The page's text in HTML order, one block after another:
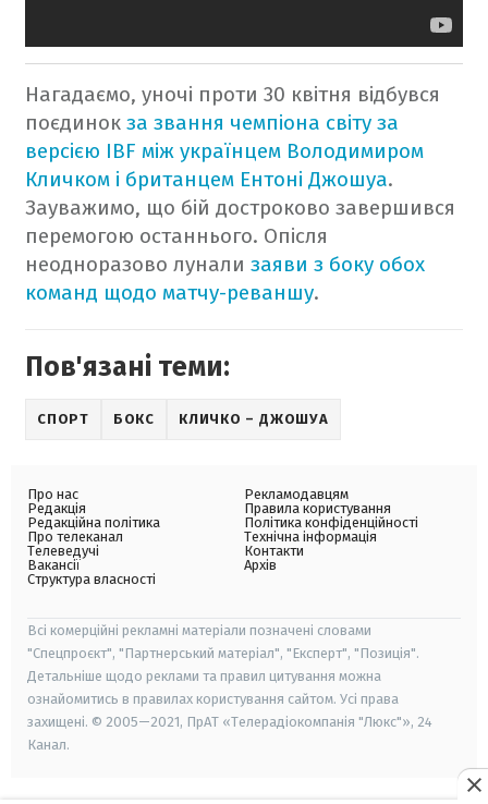
Нагадаємо, уночі проти 30 квітня відбувся
поєдинок за звання чемпіона світу за
версією IBF між українцем Володимиром
Кличком і британцем Ентоні Джошуа.
Зауважимо, що бій достроково завершився
перемогою останнього. Опісля
неодноразово лунали заяви з боку обох
команд щодо матчу-реваншу.
Пов'язані теми:
СПОРТ БОКС КЛИЧКО – ДЖОШУА
Про нас
Редакція
Редакційна політика
Про телеканал
Телеведучі
Вакансії
Структура власності
Рекламодавцям
Правила користування
Політика конфіденційності
Технічна інформація
Контакти
Архів
Всі комерційні рекламні матеріали позначені словами
"Спецпроєкт", "Партнерський матеріал", "Експерт", "Позиція".
Детальніше щодо реклами та правил цитування можна
ознайомитись в правилах користування сайтом. Усі права
захищені. © 2005—2021, ПрАТ «Телерадіокомпанія "Люкс"», 24
Канал.